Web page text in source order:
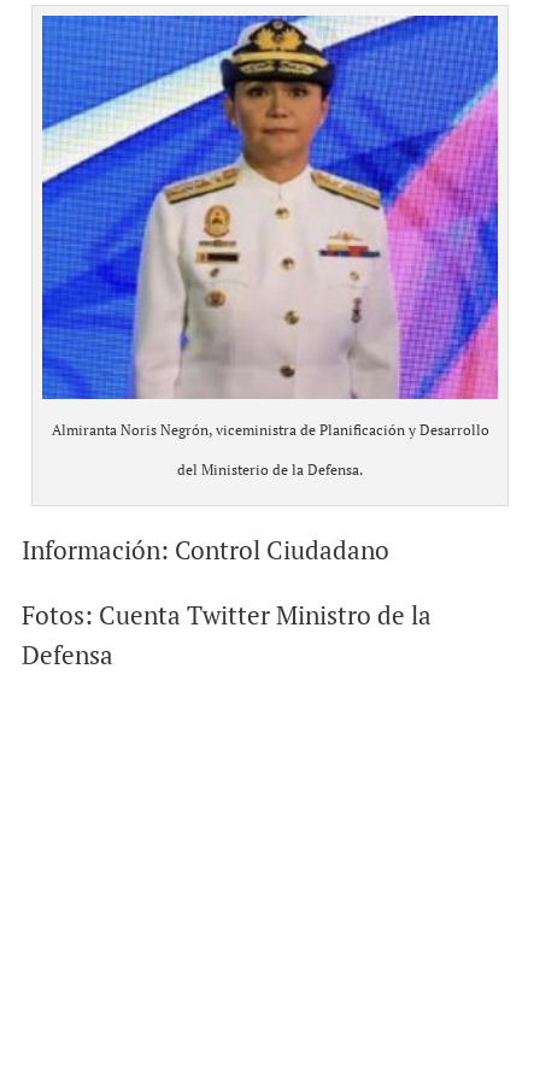
Almiranta Noris Negrón, viceministra de Planificación y Desarrollo
del Ministerio de la Defensa.
Información: Control Ciudadano
Fotos: Cuenta Twitter Ministro de la
Defensa